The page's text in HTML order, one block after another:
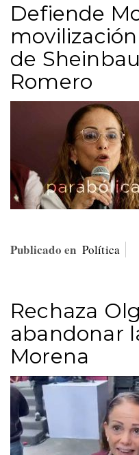
Defiende
de
Romero
Publicado en Política
Rechaza
abandonar
Morena